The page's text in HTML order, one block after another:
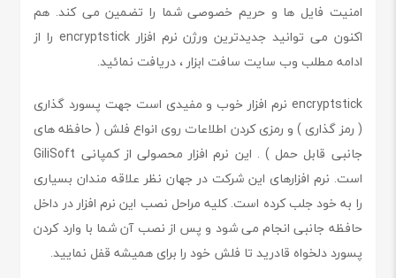
امنیت فایل ها و حریم خصوصی شما را تضمین می کند. هم
اکنون می توانید جدیدترین ورژن نرم افزار encryptstick را از
ادامه مطلب وب سایت سافت ابزار ، دریافت نمائید.
encryptstick نرم افزار خوب و مفیدی است جهت پسورد گذاری
( رمز گذاری ) و رمزی کردن اطلاعات روی انواع فلش ( حافظه های
جانبی قابل حمل ) . این نرم افزار محصولی از کمپانی GiliSoft
است. نرم افزارهای این شرکت در جهان نظر علاقه مندان بسیاری
را به خود جلب کرده است. کلیه مراحل نصب این نرم افزار در داخل
حافظه جانبی انجام می شود و پس از نصب آن شما با وارد کردن
پسورد دلخواه قادرید تا فلش خود را برای همیشه قفل نمایید.